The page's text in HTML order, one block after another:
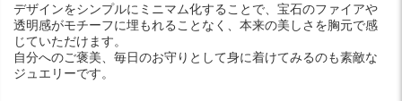
デザインをシンプルにミニマム化することで、宝石のファイアや
透明感がモチーフに埋もれることなく、本来の美しさを胸元で感
じていただけます。
自分へのご褒美、毎日のお守りとして身に着けてみるのも素敵な
ジュエリーです。